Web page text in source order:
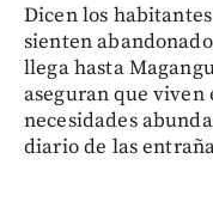
Dicen los
sienten
llega hasta
aseguran que viven
necesidades
diario de las